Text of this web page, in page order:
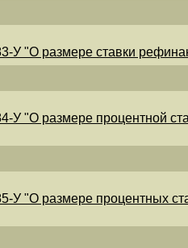
У "О размере ставки
У "О размере процентной
У "О размере процентных